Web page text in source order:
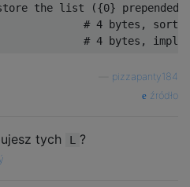
the list ({0} prepended
# 4 bytes, sort
# 4 bytes,
pizzapanty184
źródło
tych L ?